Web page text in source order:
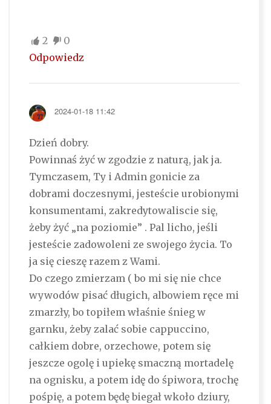
2
0
Odpowiedz
2024-01-18 11:42
Dzień dobry.
Powinnaś żyć w zgodzie z naturą, jak ja.
Tymczasem, Ty i Admin gonicie za
dobrami doczesnymi, jesteście urobionymi
konsumentami, zakredytowaliscie się,
żeby żyć „na poziomie” . Pal licho, jeśli
jesteście zadowoleni ze swojego życia. To
ja się cieszę razem z Wami.
Do czego zmierzam ( bo mi się nie chce
wywodów pisać długich, albowiem ręce mi
zmarzły, bo topiłem właśnie śnieg w
garnku, żeby zalać sobie cappuccino,
całkiem dobre, orzechowe, potem się
jeszcze ogolę i upiekę smaczną mortadelę
na ognisku, a potem idę do śpiwora, trochę
pośpię, a potem będę biegał wkoło dziury,